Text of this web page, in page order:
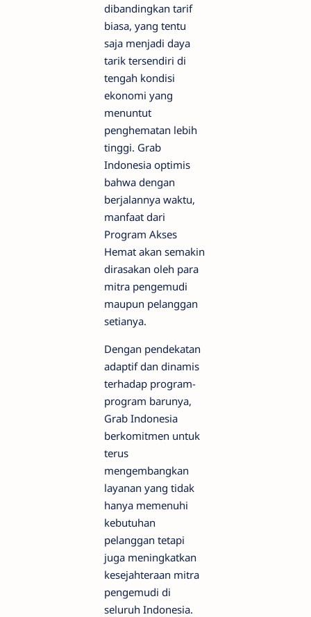
dibandingkan tarif
biasa, yang tentu
saja menjadi daya
tarik tersendiri di
tengah kondisi
ekonomi yang
menuntut
penghematan lebih
tinggi. Grab
Indonesia optimis
bahwa dengan
berjalannya waktu,
manfaat dari
Program Akses
Hemat akan semakin
dirasakan oleh para
mitra pengemudi
maupun pelanggan
setianya.
Dengan pendekatan
adaptif dan dinamis
terhadap program-
program barunya,
Grab Indonesia
berkomitmen untuk
terus
mengembangkan
layanan yang tidak
hanya memenuhi
kebutuhan
pelanggan tetapi
juga meningkatkan
kesejahteraan mitra
pengemudi di
seluruh Indonesia.